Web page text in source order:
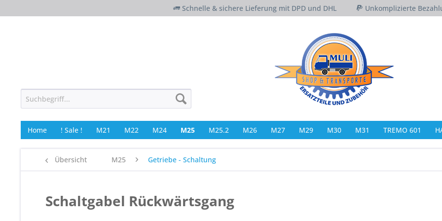
Schnelle & sichere Lieferung mit DPD und DHL Unkomplizierte
Home ! Sale ! M21 M22 M24 M25 M25.2 M26 M27 M29 M30 M31 TREMO 601
Übersicht M25 Getriebe - Schaltung
Schaltgabel Rückwärtsgang